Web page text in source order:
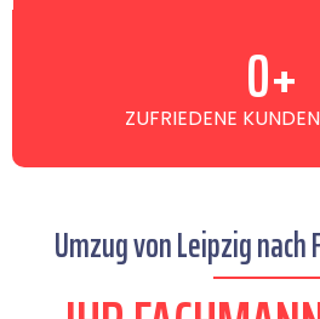
ZUFRIEDENE 0+
Umzug von Leipzig